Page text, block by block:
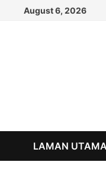
August 6, 2026
LAMAN UTAMA